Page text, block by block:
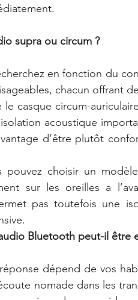
supra ou circum ?
en fonction du
chacun offrant
le casque circum-
acoustique
d’être plutôt
pouvez choisir un
sur les oreilles a
pas toutefois une
Bluetooth peut-il être
dépend de vos
nomade dans les